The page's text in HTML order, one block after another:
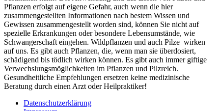
Pflanzen erfolgt auf eigene Gefahr, auch wenn die hier
zusammengestellten Informationen nach bestem Wissen und
Gewissen zusammengestellt worden sind, können Sie nicht auf
spezielle Erkrankungen oder besondere Lebensumstände, wie
Schwangerschaft eingehen. Wildpflanzen und auch Pilze wirken
auf uns. Es gibt auch Pflanzen, die, wenn man sie überdosiert,
schädigend bis tödlich wirken können. Es gibt auch immer giftige
Verwechslungsmöglichkeiten im Pflanzen und Pilzreich.
Gesundheitliche Empfehlungen ersetzen keine medizinische
Beratung durch einen Arzt oder Heilpraktiker!
Datenschutzerklärung